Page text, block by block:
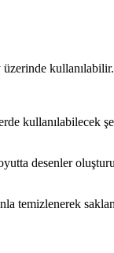
kullanılabilir.
kullanılabilecek
desenler
temizlenerek